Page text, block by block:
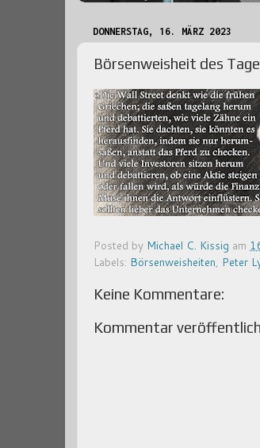
DONNERSTAG, 16. MÄRZ 2023
Börsenweisheit des
Posted by Michael C. Kissig am
Labels: Börsenweisheiten, Peter
Keine Kommentare:
Kommentar